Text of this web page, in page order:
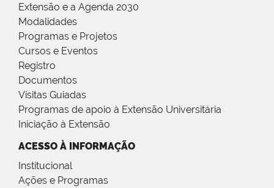
Extensão e a Agenda 2030
Modalidades
Programas e Projetos
Cursos e Eventos
Registro
Documentos
Visitas Guiadas
Programas de apoio à Extensão Universitária
Iniciação à Extensão
ACESSO À INFORMAÇÃO
Institucional
Ações e Programas